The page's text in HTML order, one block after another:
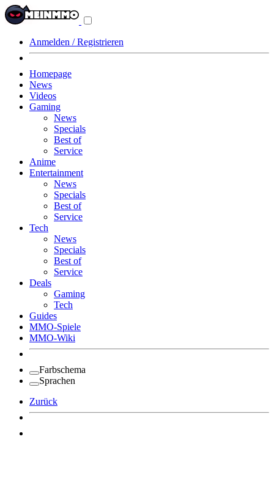
Anmelden / Registrieren
Homepage
News
Videos
Gaming
News
Specials
Best of
Service
Anime
Entertainment
News
Specials
Best of
Service
Tech
News
Specials
Best of
Service
Deals
Gaming
Tech
Guides
MMO-Spiele
MMO-Wiki
Farbschema
Sprachen
Zurück